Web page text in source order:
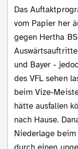
Das Auftaktprogramm stellte sich für Wolfsburg
vom Papier her
gegen Hertha
und Bayer -
des VFL sehen
beim Vize-
hätte ausfallen
nach Hause.
Niederlage beim